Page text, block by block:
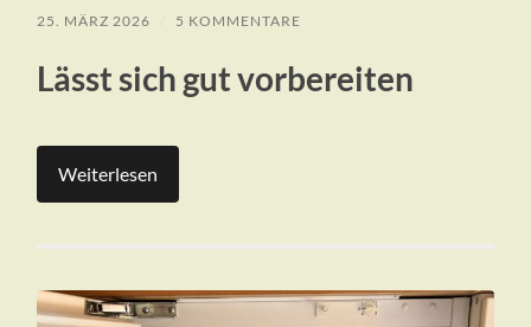
25. MÄRZ 2026 5 KOMMENTARE
Lässt sich gut vorbereiten
Weiterlesen